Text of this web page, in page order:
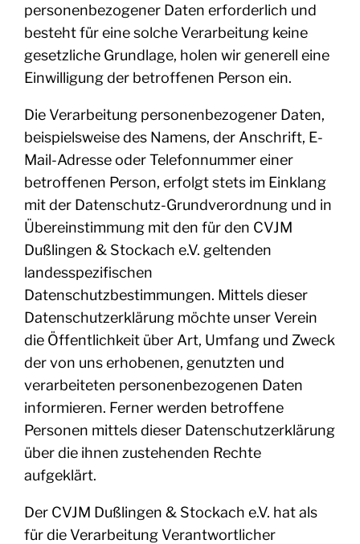
personenbezogener Daten erforderlich und
besteht für eine solche Verarbeitung keine
gesetzliche Grundlage, holen wir generell eine
Einwilligung der betroffenen Person ein.
Die Verarbeitung personenbezogener Daten,
beispielsweise des Namens, der Anschrift, E-
Mail-Adresse oder Telefonnummer einer
betroffenen Person, erfolgt stets im Einklang
mit der Datenschutz-Grundverordnung und in
Übereinstimmung mit den für den CVJM
Dußlingen & Stockach e.V. geltenden
landesspezifischen
Datenschutzbestimmungen. Mittels dieser
Datenschutzerklärung möchte unser Verein
die Öffentlichkeit über Art, Umfang und Zweck
der von uns erhobenen, genutzten und
verarbeiteten personenbezogenen Daten
informieren. Ferner werden betroffene
Personen mittels dieser Datenschutzerklärung
über die ihnen zustehenden Rechte
aufgeklärt.
Der CVJM Dußlingen & Stockach e.V. hat als
für die Verarbeitung Verantwortlicher